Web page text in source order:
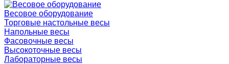
Весовое оборудование
Торговые настольные весы
Напольные весы
Фасовочные весы
Высокоточные весы
Лабораторные весы